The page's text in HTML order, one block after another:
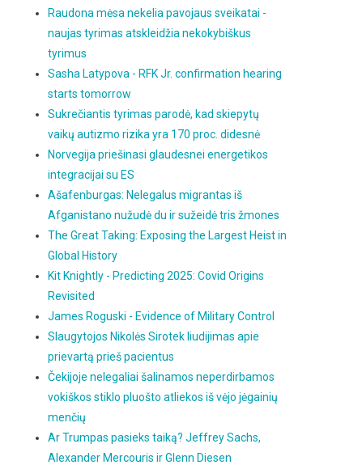
Raudona mėsa nekelia pavojaus sveikatai -
naujas tyrimas atskleidžia nekokybiškus
tyrimus
Sasha Latypova - RFK Jr. confirmation hearing
starts tomorrow
Sukrečiantis tyrimas parodė, kad skiepytų
vaikų autizmo rizika yra 170 proc. didesnė
Norvegija priešinasi glaudesnei energetikos
integracijai su ES
Ašafenburgas: Nelegalus migrantas iš
Afganistano nužudė du ir sužeidė tris žmones
The Great Taking: Exposing the Largest Heist in
Global History
Kit Knightly - Predicting 2025: Covid Origins
Revisited
James Roguski - Evidence of Military Control
Slaugytojos Nikolės Sirotek liudijimas apie
prievartą prieš pacientus
Čekijoje nelegaliai šalinamos neperdirbamos
vokiškos stiklo pluošto atliekos iš vėjo jėgainių
menčių
Ar Trumpas pasieks taiką? Jeffrey Sachs,
Alexander Mercouris ir Glenn Diesen